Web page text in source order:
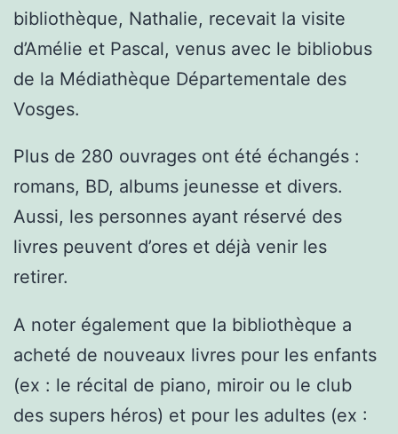
bibliothèque, Nathalie, recevait la visite
d’Amélie et Pascal, venus avec le bibliobus
de la Médiathèque Départementale des
Vosges.
Plus de 280 ouvrages ont été échangés :
romans, BD, albums jeunesse et divers.
Aussi, les personnes ayant réservé des
livres peuvent d’ores et déjà venir les
retirer.
A noter également que la bibliothèque a
acheté de nouveaux livres pour les enfants
(ex : le récital de piano, miroir ou le club
des supers héros) et pour les adultes (ex :